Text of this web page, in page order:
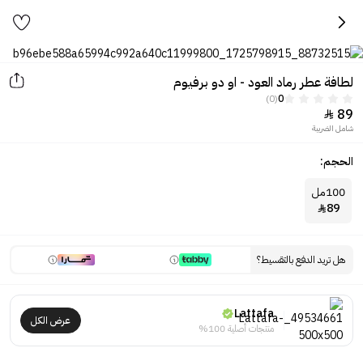
لطافة عطر رماد العود - او دو برفيوم
0
(0)
89

شامل الضريبة
الحجم:
100مل
89

هل تريد الدفع بالتقسيط؟
Lattafa
منتجات أصلية 100%
عرض الكل